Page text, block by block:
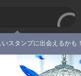
スタンプに出会えるかも！